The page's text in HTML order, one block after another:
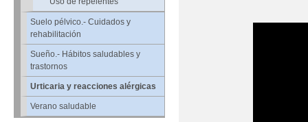
Suelo pélvico.- Cuidados y
rehabilitación
Sueño.- Hábitos saludables y
trastornos
Urticaria y reacciones alérgicas
Verano saludable